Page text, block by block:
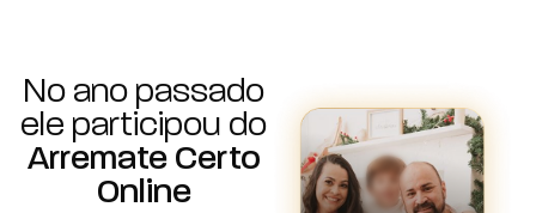
No ano passado
ele participou do
Arremate Certo
Online